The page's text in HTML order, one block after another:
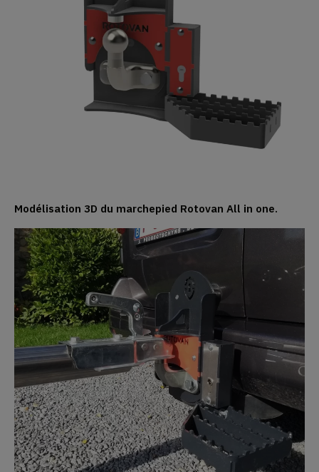
Modélisation 3D du marchepied Rotovan All in one.